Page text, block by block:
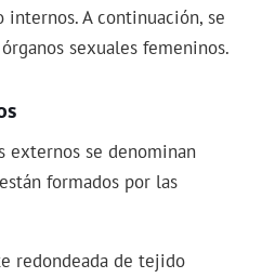
A continuación, se
sexuales femeninos.
externos se denominan
formados por las
redondeada de tejido